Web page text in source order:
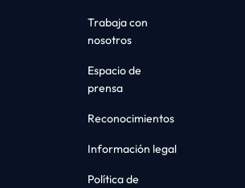
Trabaja con
nosotros
Espacio de
prensa
Reconocimientos
Información legal
Política de